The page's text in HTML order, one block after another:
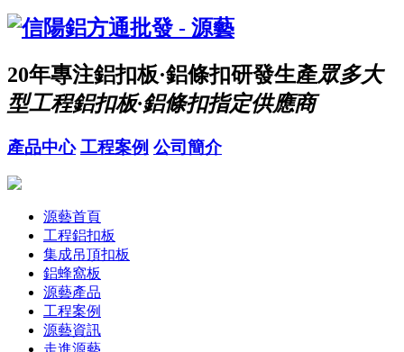
20年專注鋁扣板·鋁條扣研發生產眾多大
型工程鋁扣板·鋁條扣指定供應商
產品中心 工程案例 公司簡介
源藝首頁
工程鋁扣板
集成吊頂扣板
鋁蜂窩板
源藝產品
工程案例
源藝資訊